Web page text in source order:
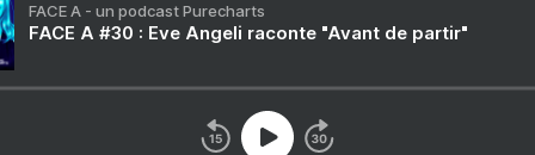
FACE A - un podcast Purecharts
FACE A #30 : Eve Angeli raconte "Avant de partir"